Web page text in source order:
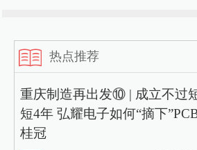
热点推荐
重庆制造再出发⑩ | 成立不过
短4年 弘耀电子如何“摘下
桂冠